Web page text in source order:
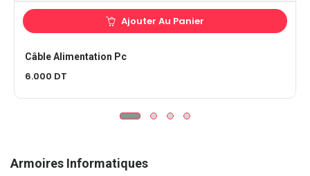
Ajouter Au Panier
Câble Alimentation Pc
6.000 DT
Armoires Informatiques